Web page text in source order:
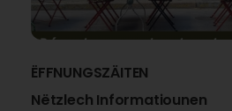
ËFFNUNGSZÄITEN
Nëtzlech Informatiounen